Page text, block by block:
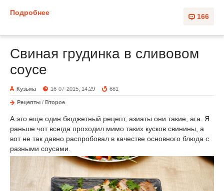
166
Подробнее
Свиная грудинка в сливовом
соусе
Кузьма 16-07-2015, 14:29 681
Рецепты / Второе
А это еще один бюджетный рецепт, азиаты они такие, ага. Я
раньше чот всегда проходил мимо таких кусков свинины, а
вот не так давно распробовал в качестве основного блюда с
разными соусами.